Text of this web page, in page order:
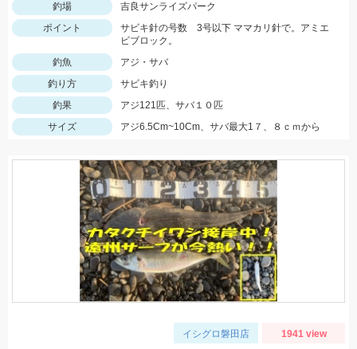
釣場
吉良サンライズパーク
ポイント
サビキ針の号数 3号以下 ママカリ針で。アミエ
ビブロック。
釣魚
アジ・サバ
釣り方
サビキ釣り
釣果
アジ121匹、サバ１０匹
サイズ
アジ6.5Cm~10Cm、サバ最大1７、８ｃｍから
イシグロ磐田店 1941 view